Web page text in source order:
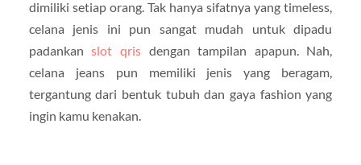
dimiliki setiap orang. Tak hanya sifatnya yang timeless,
celana jenis ini pun sangat mudah untuk dipadu
padankanslot qrisdengan tampilan apapun. Nah,
celana jeans pun memiliki jenis yang beragam,
tergantung dari bentuk tubuh dan gaya fashion yang
ingin kamu kenakan.